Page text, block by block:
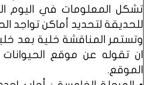
تشكل المعلومات في اليوم
للحديقة لتحديد أماكن تواجد
وتستمر المناقشة خلية بعد
ان تقوله عن موقع
الموقع.